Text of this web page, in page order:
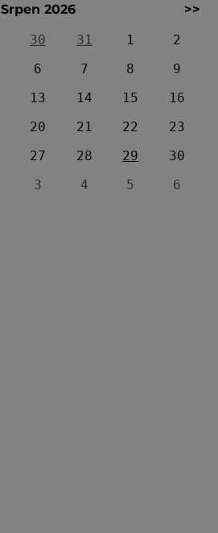
Srpen 2026
>>
30 31 1
2
6 7 8
9
13 14 15
16
20 21 22
23
27 28 29
30
3 4 5 6